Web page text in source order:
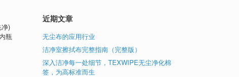
)
瓶
近期文章
无尘布的应用行业
洁净室擦拭布完整指南（完整版）
深入洁净每一处细节，TEXWIPE无尘净化棉
签，为高标准而生